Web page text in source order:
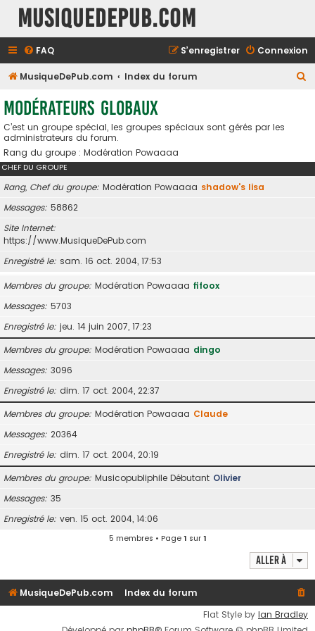
MusiqueDePub.com
FAQ Connexion
S’enregistrer
MusiqueDePub.com Index du forum
Modérateurs globaux
C’est un groupe spécial, les groupes spéciaux sont gérés par les
administrateurs du forum.
Rang du groupe : Modération Powaaaa
CHEF DU GROUPE
Rang, Chef du groupe Modération Powaaaa shadow's lisa
Messages 58862
Site Internet
https://www.MusiqueDePub.com
Enregistré le sam. 16 oct. 2004, 17:53
Membres du groupe Modération Powaaaa fifoox
Messages 5703
Enregistré le jeu. 14 juin 2007, 17:23
Membres du groupe Modération Powaaaa dingo
Messages 3096
Enregistré le dim. 17 oct. 2004, 22:37
Membres du groupe Modération Powaaaa Claude
Messages 20364
Enregistré le dim. 17 oct. 2004, 20:19
Membres du groupe Musicopubliphile Débutant Olivier
Messages 35
Enregistré le ven. 15 oct. 2004, 14:06
5 membres • Page1 sur1
Aller à
MusiqueDePub.com
Index du forum
Flat Style by Ian Bradley